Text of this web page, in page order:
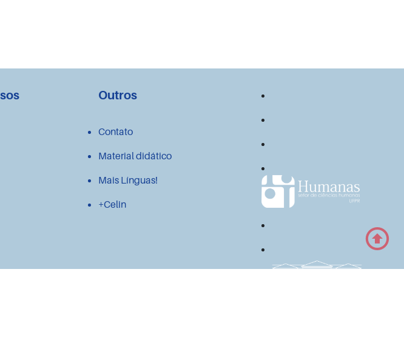
Outros
Contato
Material didático
Mais Línguas!
+Celin